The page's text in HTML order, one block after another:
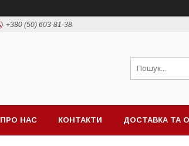
+380 (50) 603-81-38
ПРО НАС КОНТАКТИ ДОСТАВКА ТА